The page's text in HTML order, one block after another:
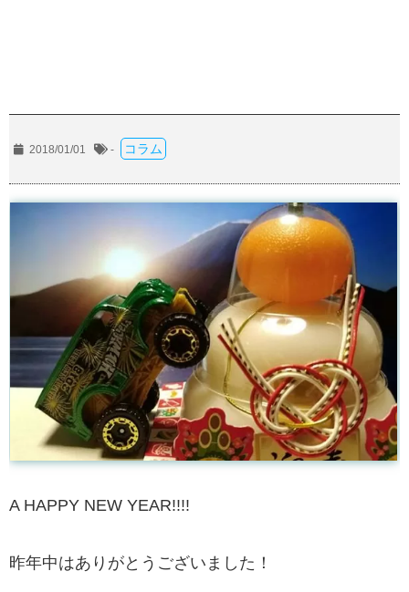
2018/01/01 - コラム
A HAPPY NEW YEAR!!!!
昨年中はありがとうございました！